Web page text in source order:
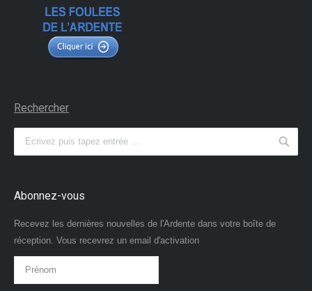
Rechercher
Abonnez-vous
Recevez les dernières nouvelles de l'Ardente dans votre boîte de
réception. Vous recevrez un email d'activation